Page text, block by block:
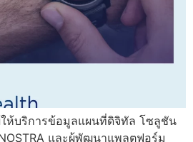
ห้บริการข้อมูลแผนที่ดิจิทัล โซลูชัน
และผู้พัฒนาแพลตฟอร์ม